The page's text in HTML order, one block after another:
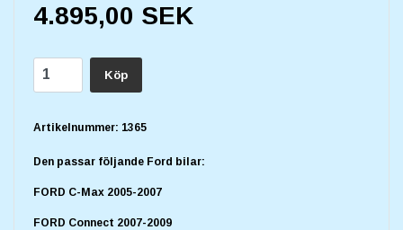
4.895,00 SEK
Köp
Artikelnummer: 1365
Den passar följande Ford bilar:
FORD C-Max 2005-2007
FORD Connect 2007-2009